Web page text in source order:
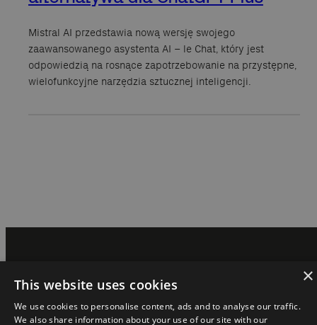
Mistral AI przedstawia nową wersję swojego
zaawansowanego asystenta AI – le Chat, który jest
odpowiedzią na rosnące zapotrzebowanie na przystępne,
wielofunkcyjne narzędzia sztucznej inteligencji.
×
This website uses cookies
We use cookies to personalise content, ads and to analyse our traffic.
We also share information about your use of our site with our